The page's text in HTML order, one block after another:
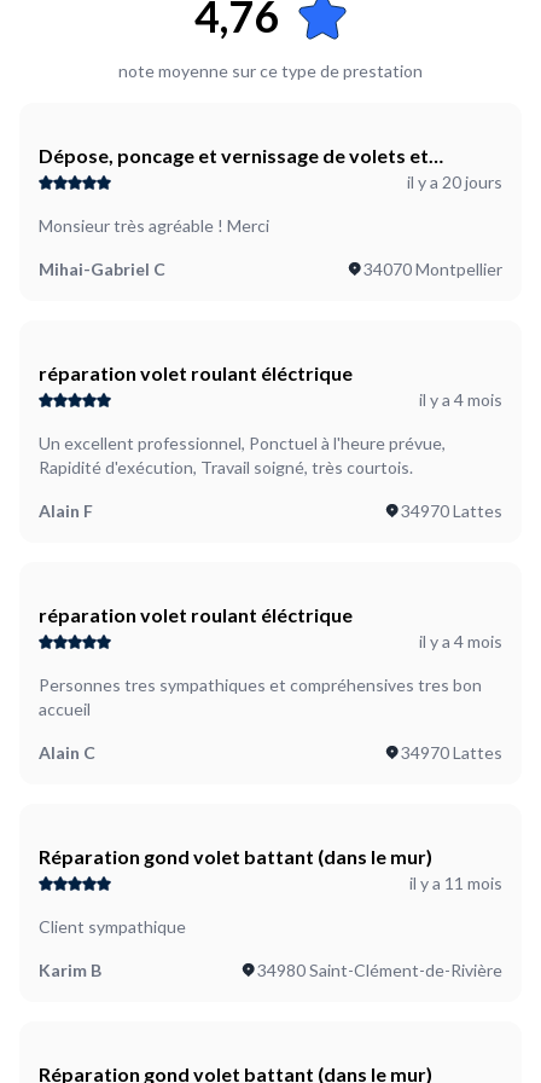
Le volet commence sa course d'ouverture mais s'interrompt
de suite. C'est au deuxième et dernier étage.
4,76
note moyenne sur ce type de prestation
Dépose, poncage et vernissage de volets et
portillon en bois
il y a 20 jours
Monsieur très agréable ! Merci
Mihai-Gabriel C 34070 Montpellier
réparation volet roulant éléctrique
il y a 4 mois
Un excellent professionnel, Ponctuel à l'heure prévue,
Rapidité d'exécution, Travail soigné, très courtois.
Alain F 34970 Lattes
réparation volet roulant éléctrique
il y a 4 mois
Personnes tres sympathiques et compréhensives tres bon
accueil
Alain C 34970 Lattes
Réparation gond volet battant (dans le mur)
il y a 11 mois
Client sympathique
Karim B 34980 Saint-Clément-de-Rivière
Réparation gond volet battant (dans le mur)